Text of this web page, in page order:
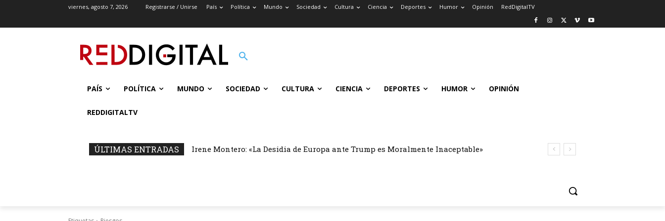
viernes, agosto 7, 2026 Registrarse / Unirse País Política Mundo Sociedad Cultura Ciencia Deportes Humor Opinión RedDigitalTV
PAÍS POLÍTICA MUNDO SOCIEDAD CULTURA CIENCIA DEPORTES HUMOR OPINIÓN
REDDIGITALTV
ÚLTIMAS ENTRADAS Irene Montero: «La Desidia de Europa ante Trump es Moralmente Inaceptable»